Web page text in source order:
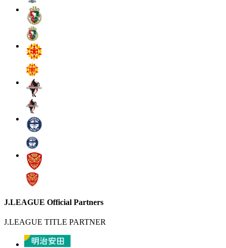
J.LEAGUE Official Partners
J.LEAGUE TITLE PARTNER